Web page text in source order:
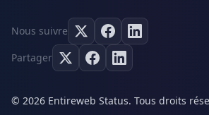
Nous suivre
Partager
© 2026 Entireweb Status. Tous droits